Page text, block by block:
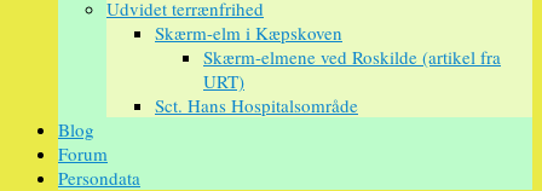
Udvidet terrænfrihed
Skærm-elm i Kæpskoven
Skærm-elmene ved Roskilde (artikel fra
URT)
Sct. Hans Hospitalsområde
Blog
Forum
Persondata